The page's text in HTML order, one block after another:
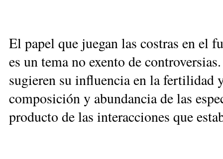
El papel que juegan las costras en el
es un tema no exento de
sugieren su influencia en la fertilidad
composición y abundancia de las
producto de las interacciones que